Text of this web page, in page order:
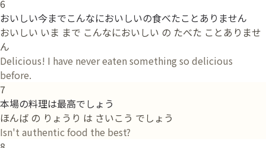
6
おいしい今までこんなにおいしいの食べたことありません
おいしい いま まで こんなにおいしい の たべた ことありませ
ん
Delicious! I have never eaten something so delicious
before.
7
本場の料理は最高でしょう
ほんば の りょうり は さいこう でしょう
Isn't authentic food the best?